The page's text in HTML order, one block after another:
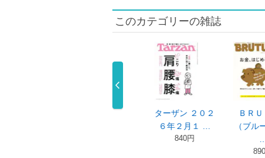
このカテゴリーの雑誌
ＢＲＵＴＵＳ
ＦＩＮＥＢＯＹ
Ｓ（ファイン …
850円
ターザン
６年１